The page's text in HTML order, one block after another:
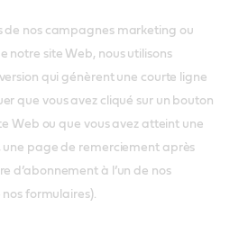
de nos campagnes marketing ou
notre site Web, nous utilisons
qui génèrent une courte ligne
que vous avez cliqué sur un bouton
Web ou que vous avez atteint une
une page de remerciement après
d’abonnement à l’un de nos
nos formulaires).